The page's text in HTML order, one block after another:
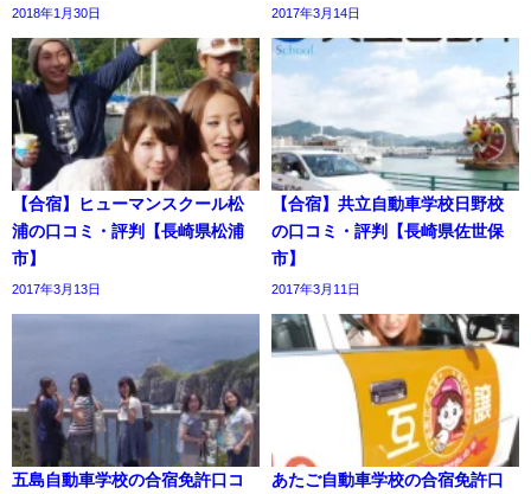
2018年1月30日 2017年3月14日
【合宿】ヒューマンスクール松
浦の口コミ・評判【長崎県松浦
市】
2017年3月13日
【合宿】共立自動車学校日野校
の口コミ・評判【長崎県佐世保
市】
2017年3月11日
五島自動車学校の合宿免許口コ
あたご自動車学校の合宿免許口